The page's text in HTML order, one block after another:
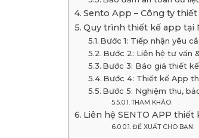
Sento App – Công ty
Quy trình thiết kế app tại
Bước 1: Tiếp nhận yêu
Bước 2: Liên hệ tư vấn
Bước 3: Báo giá thiết
Bước 4: Thiết kế App
Bước 5: Nghiệm thu,
THAM KHẢO:
Liên hệ SENTO APP
ĐỀ XUẤT CHO BẠN: